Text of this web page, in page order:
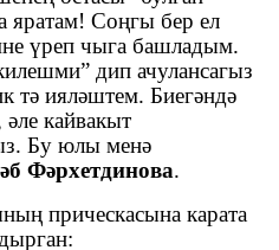
яратам! Соңгы бер ел
үреп чыга башладым.
дип ачулансагыз
тә ияләштем. Биегәндә
кайвакыт
Бу юлы менә
Фәрхетдинова.
прическасына карата